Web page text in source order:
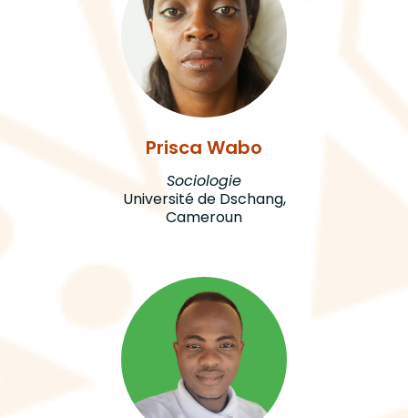
Prisca Wabo
Sociologie
Université de Dschang,
Cameroun